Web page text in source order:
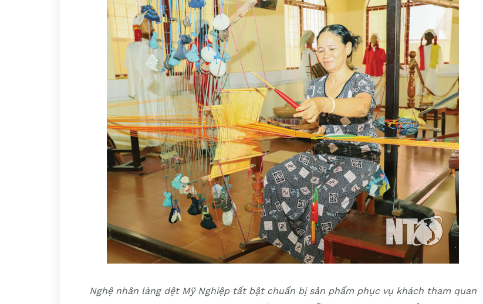
Nghệ nhân làng dệt Mỹ Nghiệp tất bật chuẩn bị sản phẩm phục vụ khách tham quan